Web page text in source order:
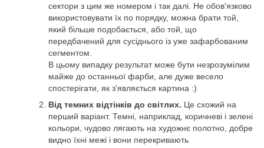
сектори з цим же номером і так далі. Не обов'язково
використовувати їх по порядку, можна брати той,
який більше подобається, або той, що
передбачений для сусіднього із уже зафарбованим
сегментом.
В цьому випадку результат може бути незрозумілим
майже до останньої фарби, але дуже весело
спостерігати, як з'являється картина :)
Від темних відтінків до світлих. Це схожий на
перший варіант. Темні, наприклад, коричневі і зелені
кольори, чудово лягають на художнє полотно, добре
видно їхні межі і вони перекривають